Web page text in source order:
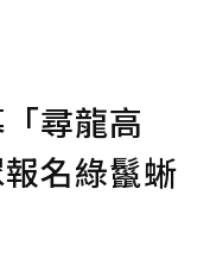
尋龍高
名綠鬣蜥